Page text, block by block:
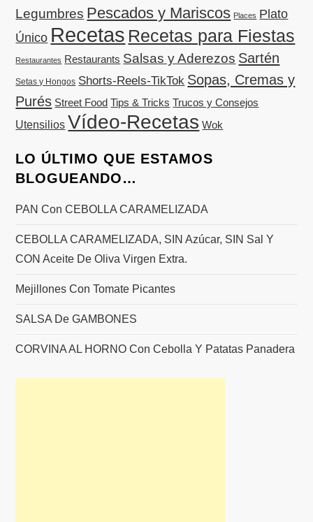
Legumbres Pescados y Mariscos Places Plato
Único Recetas Recetas para Fiestas
Restaurantes Restaurants Salsas y Aderezos Sartén
Setas y Hongos Shorts-Reels-TikTok Sopas, Cremas y
Purés Street Food Tips & Tricks Trucos y Consejos
Utensilios Vídeo-Recetas Wok
LO ÚLTIMO QUE ESTAMOS
BLOGUEANDO…
PAN Con CEBOLLA CARAMELIZADA
CEBOLLA CARAMELIZADA, SIN Azúcar, SIN Sal Y
CON Aceite De Oliva Virgen Extra.
Mejillones Con Tomate Picantes
SALSA De GAMBONES
CORVINA AL HORNO Con Cebolla Y Patatas Panadera